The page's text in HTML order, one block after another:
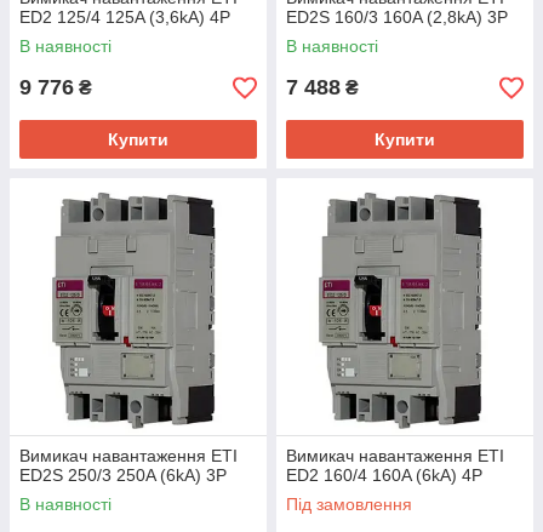
ED2 125/4 125A (3,6kA) 4P
В наявності
9 776 ₴
Купити
ED2S 160/3 160A (2,8kA) 3P
В наявності
7 488 ₴
Купити
Вимикач навантаження ETI
ED2S 250/3 250A (6kA) 3P
В наявності
Вимикач навантаження ETI
ED2 160/4 160A (6kA) 4P
Під замовлення